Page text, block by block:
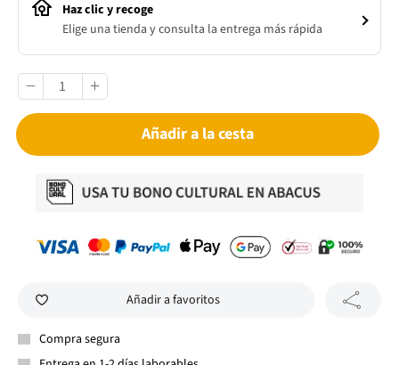
Haz clic y recoge
Elige una tienda y consulta la entrega más rápida
Añadir a la cesta
Añadir a favoritos
Compra segura